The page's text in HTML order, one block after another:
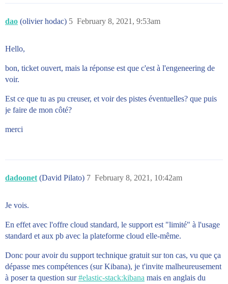
dao (olivier hodac) February 8, 2021, 9:53am
5
Hello,
bon, ticket ouvert, mais la réponse est que c'est à l'engeneering de
voir.
Est ce que tu as pu creuser, et voir des pistes éventuelles? que puis
je faire de mon côté?
merci
dadoonet (David Pilato) February 8, 2021, 10:42am
7
Je vois.
En effet avec l'offre cloud standard, le support est "limité" à l'usage
standard et aux pb avec la plateforme cloud elle-même.
Donc pour avoir du support technique gratuit sur ton cas, vu que ça
dépasse mes compétences (sur Kibana), je t'invite malheureusement
à poser ta question sur#elastic-stack:kibana mais en anglais du